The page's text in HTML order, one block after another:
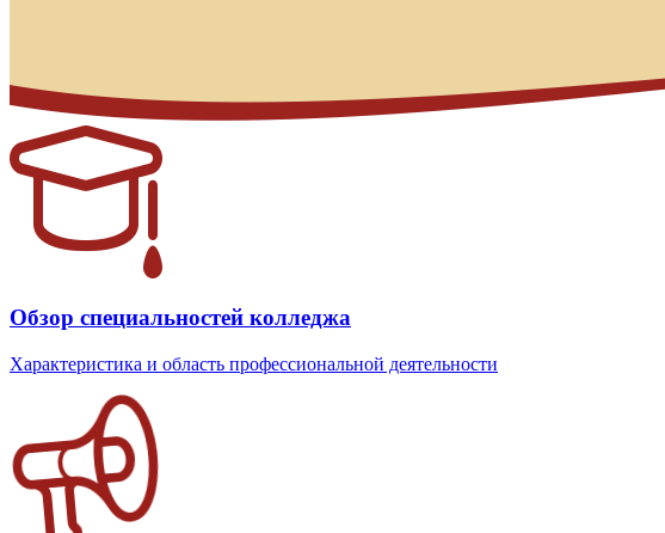
Обзор специальностей колледжа
Характеристика и область профессиональной деятельности